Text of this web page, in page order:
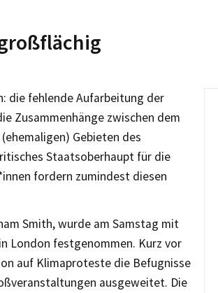
die fehlende Aufarbeitung der
Zusammenhänge zwischen dem
Gebieten des
Staatsoberhaupt für die
fordern zumindest diesen
Smith, wurde am Samstag mit
London festgenommen. Kurz vor
auf Klimaproteste die Befugnisse
ausgeweitet. Die